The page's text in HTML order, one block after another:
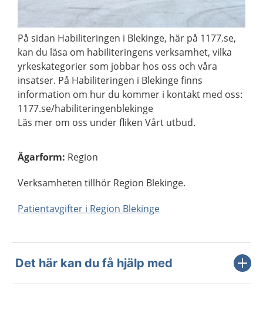
På sidan Habiliteringen i Blekinge, här på 1177.se,
kan du läsa om habiliteringens verksamhet, vilka
yrkeskategorier som jobbar hos oss och våra
insatser. På Habiliteringen i Blekinge finns
information om hur du kommer i kontakt med oss:
1177.se/habiliteringenblekinge
Läs mer om oss under fliken Vårt utbud.
Ägarform: Region
Verksamheten tillhör Region Blekinge.
Patientavgifter i Region Blekinge
Det här kan du få hjälp med